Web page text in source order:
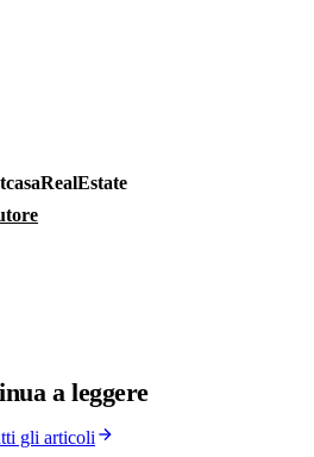
aleggere
gli articoli